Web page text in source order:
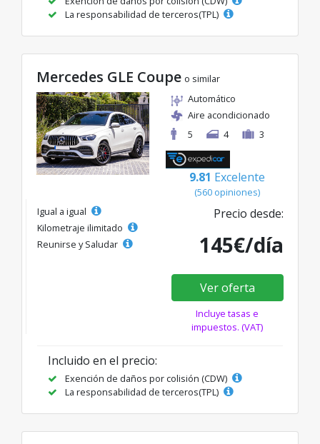
La responsabilidad de terceros(TPL)
Mercedes GLE Coupe o similar
Automático
Aire acondicionado
5
4 3
9.81 Excelente
(560 opiniones)
Igual a igual
Kilometraje ilimitado
Reunirse y Saludar
Precio desde:
145€/día
Ver oferta
Incluye tasas e
impuestos. (VAT)
Incluido en el precio:
Exención de daños por colisión (CDW)
La responsabilidad de terceros(TPL)